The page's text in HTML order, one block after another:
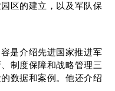
区的建立，以及军队保
是介绍先进国家推进军
制度保障和战略管理三
数据和案例。他还介绍